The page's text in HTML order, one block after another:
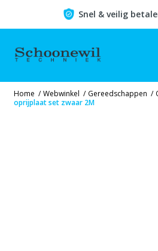
Snel & veilig
Home / Webwinkel / Gereedschappen /
oprijplaat set zwaar 2M